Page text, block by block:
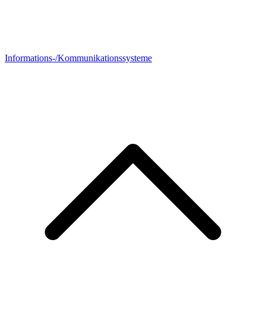
Informations-/Kommunikationssysteme